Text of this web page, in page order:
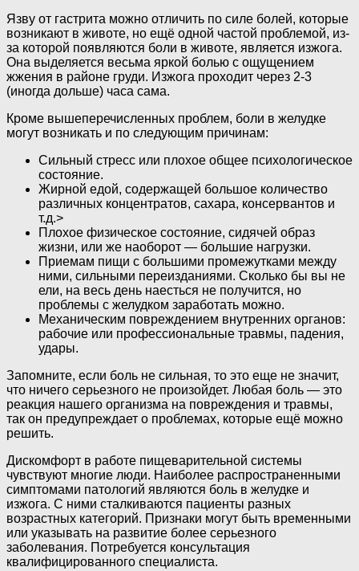
Язву от гастрита можно отличить по силе болей, которые
возникают в животе, но ещё одной частой проблемой, из-
за которой появляются боли в животе, является изжога.
Она выделяется весьма яркой болью с ощущением
жжения в районе груди. Изжога проходит через 2-3
(иногда дольше) часа сама.
Кроме вышеперечисленных проблем, боли в желудке
могут возникать и по следующим причинам:
Сильный стресс или плохое общее психологическое
состояние.
Жирной едой, содержащей большое количество
различных концентратов, сахара, консервантов и
т.д.>
Плохое физическое состояние, сидячей образ
жизни, или же наоборот — большие нагрузки.
Приемам пищи с большими промежутками между
ними, сильными переизданиями. Сколько бы вы не
ели, на весь день наесться не получится, но
проблемы с желудком заработать можно.
Механическим повреждением внутренних органов:
рабочие или профессиональные травмы, падения,
удары.
Запомните, если боль не сильная, то это еще не значит,
что ничего серьезного не произойдет. Любая боль — это
реакция нашего организма на повреждения и травмы,
так он предупреждает о проблемах, которые ещё можно
решить.
Дискомфорт в работе пищеварительной системы
чувствуют многие люди. Наиболее распространенными
симптомами патологий являются боль в желудке и
изжога. С ними сталкиваются пациенты разных
возрастных категорий. Признаки могут быть временными
или указывать на развитие более серьезного
заболевания. Потребуется консультация
квалифицированного специалиста.